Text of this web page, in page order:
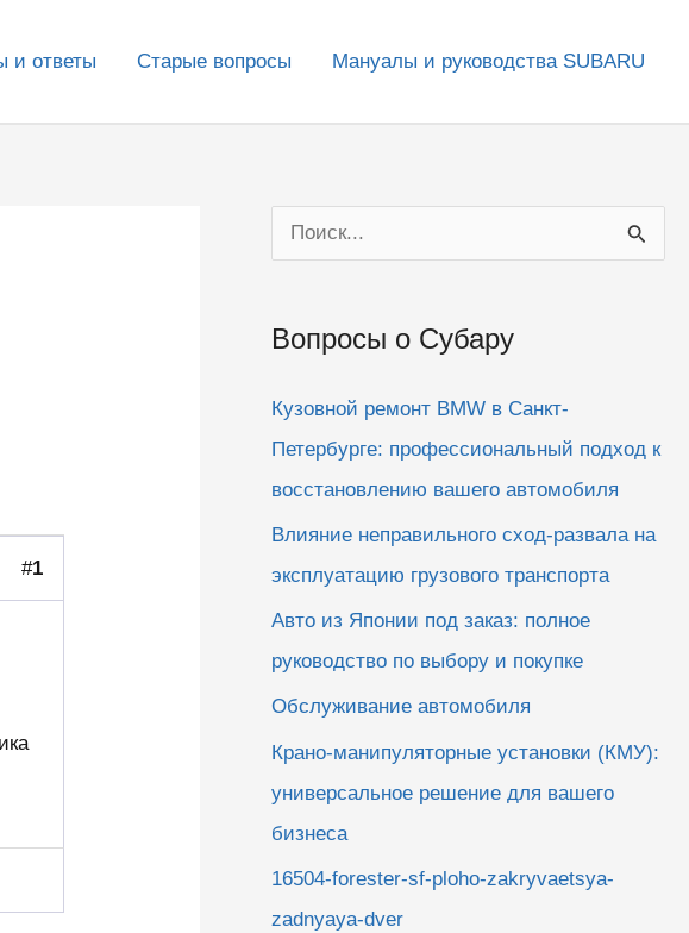
и ответы Старые вопросы Мануалы и руководства SUBARU
#1
о
с
Вопросы о Субару
Кузовной ремонт BMW в Санкт-
Петербурге: профессиональный подход к
восстановлению вашего автомобиля
Влияние неправильного сход-развала на
эксплуатацию грузового транспорта
Авто из Японии под заказ: полное
руководство по выбору и покупке
Обслуживание автомобиля
Крано-манипуляторные установки (КМУ):
универсальное решение для вашего
бизнеса
16504-forester-sf-ploho-zakryvaetsya-
zadnyaya-dver